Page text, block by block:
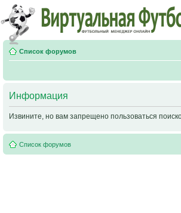
Список форумов
Информация
Извините, но вам запрещено пользоваться
Список форумов